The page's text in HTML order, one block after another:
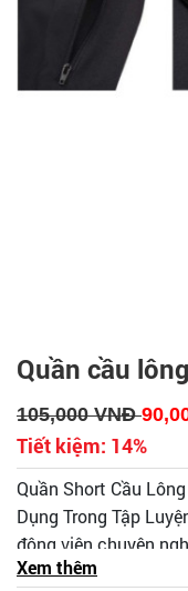
Quần cầu
105,000VNĐ
Tiết kiệm: 14%
Quần Short Cầu
Dụng Trong Tập
động viên chuyên
Yonex thay vì quần
Xem thêm